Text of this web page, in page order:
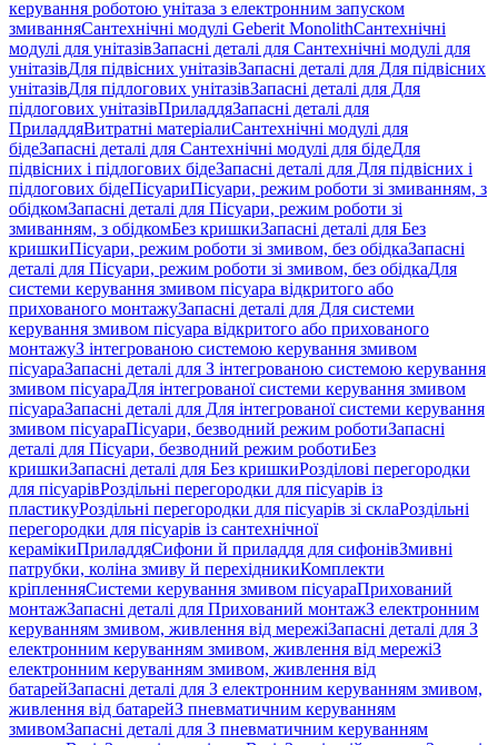
керування роботою унітаза з електронним запуском
змиванняСантехнічні модулі Geberit MonolithСантехнічні
модулі для унітазівЗапасні деталі для Сантехнічні модулі для
унітазівДля підвісних унітазівЗапасні деталі для Для підвісних
унітазівДля підлогових унітазівЗапасні деталі для Для
підлогових унітазівПриладдяЗапасні деталі для
ПриладдяВитратні матеріалиСантехнічні модулі для
бідеЗапасні деталі для Сантехнічні модулі для бідеДля
підвісних і підлогових бідеЗапасні деталі для Для підвісних і
підлогових бідеПісуариПісуари, режим роботи зі змиванням, з
обідкомЗапасні деталі для Пісуари, режим роботи зі
змиванням, з обідкомБез кришкиЗапасні деталі для Без
кришкиПісуари, режим роботи зі змивом, без обідкаЗапасні
деталі для Пісуари, режим роботи зі змивом, без обідкаДля
системи керування змивом пісуара відкритого або
прихованого монтажуЗапасні деталі для Для системи
керування змивом пісуара відкритого або прихованого
монтажуЗ інтегрованою системою керування змивом
пісуараЗапасні деталі для З інтегрованою системою керування
змивом пісуараДля інтегрованої системи керування змивом
пісуараЗапасні деталі для Для інтегрованої системи керування
змивом пісуараПісуари, безводний режим роботиЗапасні
деталі для Пісуари, безводний режим роботиБез
кришкиЗапасні деталі для Без кришкиРозділові перегородки
для пісуарівРоздільні перегородки для пісуарів із
пластикуРоздільні перегородки для пісуарів зі склаРоздільні
перегородки для пісуарів із сантехнічної
керамікиПриладдяСифони й приладдя для сифонівЗмивні
патрубки, коліна змиву й перехідникиКомплекти
кріпленняСистеми керування змивом пісуараПрихований
монтажЗапасні деталі для Прихований монтажЗ електронним
керуванням змивом, живлення від мережіЗапасні деталі для З
електронним керуванням змивом, живлення від мережіЗ
електронним керуванням змивом, живлення від
батарейЗапасні деталі для З електронним керуванням змивом,
живлення від батарейЗ пневматичним керуванням
змивомЗапасні деталі для З пневматичним керуванням